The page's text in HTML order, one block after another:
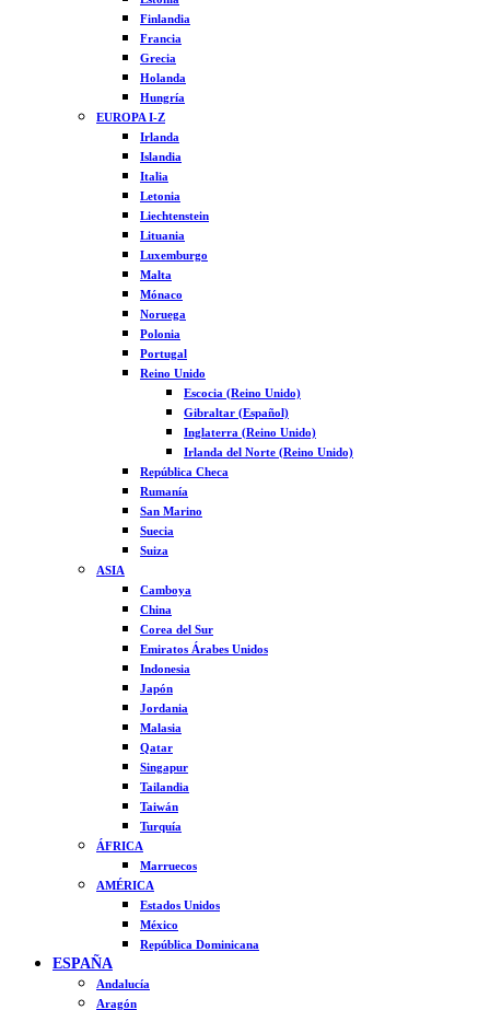
Finlandia
Francia
Grecia
Holanda
Hungría
EUROPA I-Z
Irlanda
Islandia
Italia
Letonia
Liechtenstein
Lituania
Luxemburgo
Malta
Mónaco
Noruega
Polonia
Portugal
Reino Unido
Escocia (Reino Unido)
Gibraltar (Español)
Inglaterra (Reino Unido)
Irlanda del Norte (Reino Unido)
República Checa
Rumanía
San Marino
Suecia
Suiza
ASIA
Camboya
China
Corea del Sur
Emiratos Árabes Unidos
Indonesia
Japón
Jordania
Malasia
Qatar
Singapur
Tailandia
Taiwán
Turquía
ÁFRICA
Marruecos
AMÉRICA
Estados Unidos
México
República Dominicana
ESPAÑA
Andalucía
Aragón